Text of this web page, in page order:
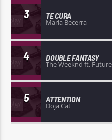
3 TE CURA
Maria Becerra
4 DOUBLE FANTASY
The Weeknd ft. Future
5 ATTENTION
Doja Cat